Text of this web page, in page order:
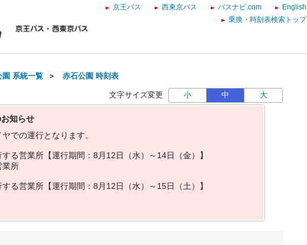
京王バス 西東京バス バスナビ.com
English
乗換・時刻表検索トップ
園 系統一覧 ＞ 赤石公園 時刻表
文字サイズ変更 小 中 大
お知らせ
ヤでの運行と な り ます。
する営業所 【運行期間 ： 8 月 1 2日 （水） ～ 14日 （金）
】
業所
する営業所 【運行期間 ： 8 月 1 2日 （水） ～ 15日 （土）
】